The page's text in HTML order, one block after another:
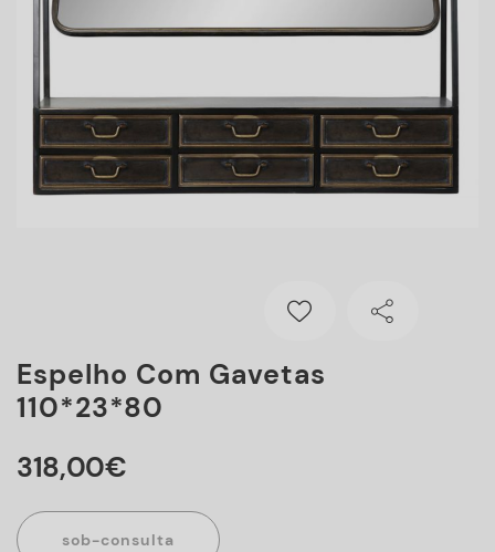
Espelho Com Gavetas
110*23*80
318,00€
sob-consulta